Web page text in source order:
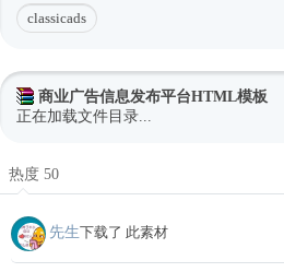
classicads
商业广告信息发布平台HTML模板
正在加载文件目录...
热度 50
先生下载了 此素材